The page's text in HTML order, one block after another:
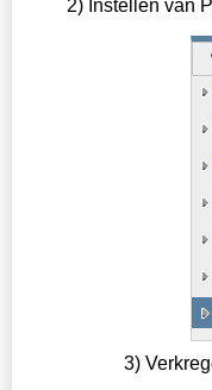
2) Instellen van
3)